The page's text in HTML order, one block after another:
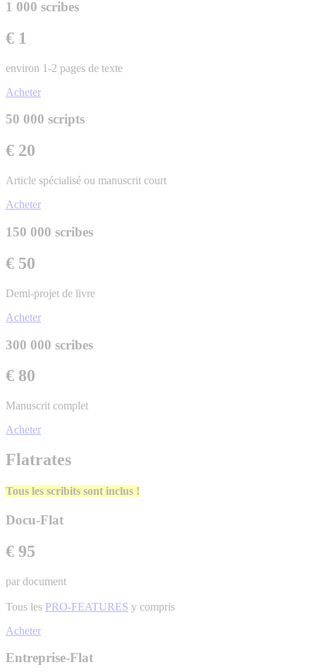
1 000 scribes
€ 1
environ 1-2 pages de texte
Acheter
50 000 scripts
€ 20
Article spécialisé ou manuscrit court
Acheter
150 000 scribes
€ 50
Demi-projet de livre
Acheter
300 000 scribes
€ 80
Manuscrit complet
Acheter
Flatrates
Tous les scribits sont inclus !
Docu-Flat
€ 95
par document
Tous les PRO-FEATURES y compris
Acheter
Entreprise-Flat